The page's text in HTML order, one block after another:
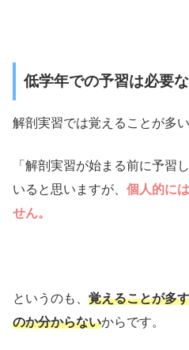
低学年での予習は必要
解剖実習では覚えることが多い
「解剖実習が始まる前に予習
いると思いますが、 個人的に
せん。
というのも、 覚えることが多
のか分からないからです。